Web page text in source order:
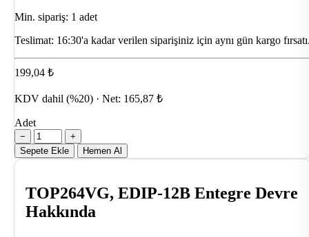
Min. sipariş: 1 adet
Teslimat: 16:30'a kadar verilen siparişiniz için aynı gün kargo
199,04 ₺
KDV dahil (%20) · Net: 165,87 ₺
Adet
−
+
Sepete Ekle
Hemen Al
TOP264VG, EDIP-12B Entegre Devre
Hakkında